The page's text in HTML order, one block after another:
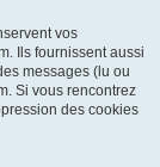
vos
Ils fournissent aussi
messages (lu ou
Si vous rencontrez
des cookies